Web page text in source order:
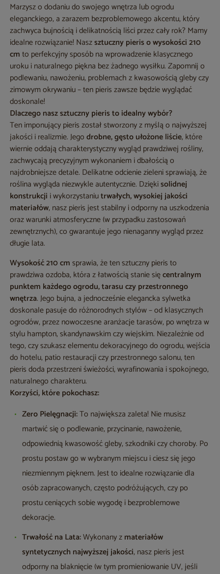
Marzysz o dodaniu do swojego wnętrza lub ogrodu
eleganckiego, a zarazem bezproblemowego akcentu, który
zachwyca bujnością i delikatnością liści przez cały rok? Mamy
idealne rozwiązanie! Naszsztuczny pieris o wysokości 210
cmto perfekcyjny sposób na wprowadzenie klasycznego
uroku i naturalnego piękna bez żadnego wysiłku. Zapomnij o
podlewaniu, nawożeniu, problemach z kwasowością gleby czy
zimowym okrywaniu – ten pieris zawsze będzie wyglądać
doskonale!
Dlaczego nasz sztuczny pieris to idealny wybór?
Ten imponujący pieris został stworzony z myślą o najwyższej
jakości i realizmie. Jegodrobne, gęsto ułożone liście, które
wiernie oddają charakterystyczny wygląd prawdziwej rośliny,
zachwycają precyzyjnym wykonaniem i dbałością o
najdrobniejsze detale. Delikatne odcienie zieleni sprawiają, że
roślina wygląda niezwykle autentycznie. Dziękisolidnej
konstrukcji i wykorzystaniutrwałych, wysokiej jakości
materiałów, nasz pieris jest stabilny i odporny na uszkodzenia
oraz warunki atmosferyczne (w przypadku zastosowań
zewnętrznych), co gwarantuje jego nienaganny wygląd przez
długie lata.
Wysokość 210 cmsprawia, że ten sztuczny pieris to
prawdziwa ozdoba, która z łatwością stanie sięcentralnym
punktem każdego ogrodu, tarasu czy przestronnego
wnętrza. Jego bujna, a jednocześnie elegancka sylwetka
doskonale pasuje do różnorodnych stylów – od klasycznych
ogrodów, przez nowoczesne aranżacje tarasów, po wnętrza w
stylu hampton, skandynawskim czy wiejskim. Niezależnie od
tego, czy szukasz elementu dekoracyjnego do ogrodu, wejścia
do hotelu, patio restauracji czy przestronnego salonu, ten
pieris doda przestrzeni świeżości, wyrafinowania i spokojnego,
naturalnego charakteru.
Korzyści, które pokochasz:
Zero Pielęgnacji:To największa zaleta! Nie musisz
martwić się o podlewanie, przycinanie, nawożenie,
odpowiednią kwasowość gleby, szkodniki czy choroby. Po
prostu postaw go w wybranym miejscu i ciesz się jego
niezmiennym pięknem. Jest to idealne rozwiązanie dla
osób zapracowanych, często podróżujących, czy po
prostu ceniących sobie wygodę i bezproblemowe
dekoracje.
Trwałość na Lata:Wykonany zmateriałów
syntetycznych najwyższej jakości, nasz pieris jest
odporny na blaknięcie (w tym promieniowanie UV, jeśli